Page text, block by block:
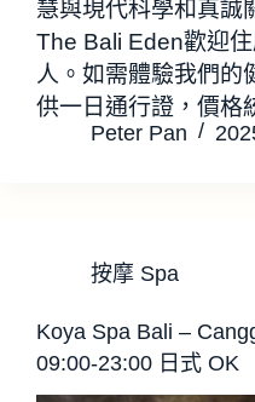
慧與現代科學和真誠
The Bali Eden歡迎
人。如需體驗我們的
供一日通行證，價格
Peter Pan
按摩 Spa
Koya Spa Bali –
09:00-23:00 日式 OK